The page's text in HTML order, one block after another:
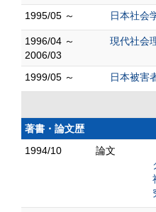
1995/05 ～ 日本社会
1996/04 ～
2006/03
現代社会
1999/05 ～ 日本被害
著書・論文歴
1994/10
論文